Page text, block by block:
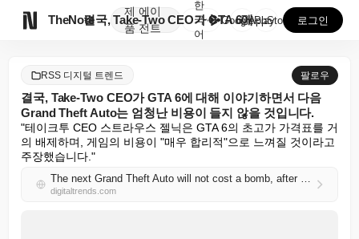
TheNote
제
품
에이
전트
결국, Take-Two CEO가 GTA 6에 대해 이야...
한
국
어
GooglePlay
AppStore 로그인
RSS 디지털 트렌드 팔로우
결국, Take-Two CEO가 GTA 6에 대해 이야기하면서 다음
Grand Theft Auto는 엄청난 비용이 들지 않을 것입니다.
"테이크투 CEO 스트라우스 젤닉은 GTA 6의 초고가 가격표를 거
의 배제하며, 게임의 비용이 "매우 합리적"으로 느껴질 것이라고
주장했습니다."
The next Grand Theft Auto will not cost a bomb, after all, as Take-Two CEO talks GTA 6
digitaltrends.com